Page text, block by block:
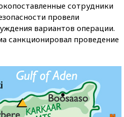
сотрудники
провели
вариантов операции.
санкционировал проведение